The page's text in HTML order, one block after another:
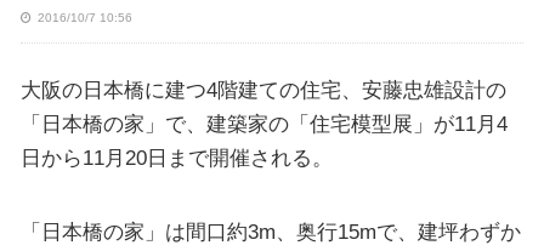
2016/10/7 10:56
大阪の日本橋に建つ4階建ての住宅、安藤忠雄設計の
「日本橋の家」で、建築家の「住宅模型展」が11月4
日から11月20日まで開催される。
「日本橋の家」は間口約3m、奥行15mで、建坪わずか